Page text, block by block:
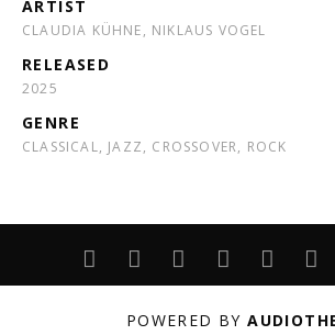
ARTIST
CLAUDIA KÜHNE, NIKLAUS VOGEL
RELEASED
2025
GENRE
CLASSICAL, JAZZ, CROSSOVER, ROCK
ABOUTLIVE PROJEKTEUNTERRICHT
POWERED BY